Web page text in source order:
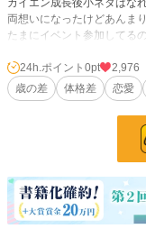
カイエン成長後小ネタはな
両想いになったけどあんま
たまにイベント参加してる
別作品「憧憬」「シオンの
BL漫画 1,406 位 /
1,080 位 /
24h.ポイント 0 pt
話数 35
24h.ポイント 0pt
2,976
歳の差
体格差 恋愛